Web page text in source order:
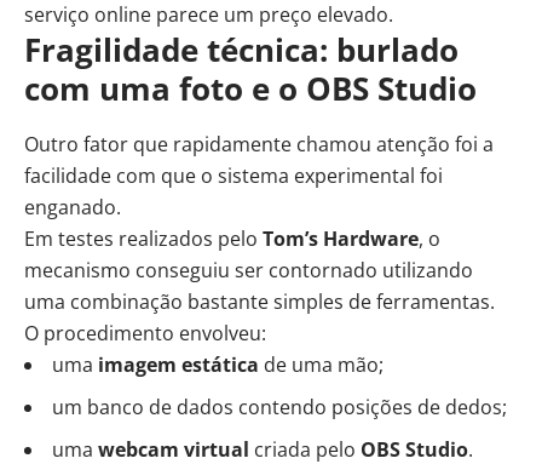
serviço online parece um preço elevado.
Fragilidade técnica: burlado
com uma foto e o OBS Studio
Outro fator que rapidamente chamou atenção foi a
facilidade com que o sistema experimental foi
enganado.
Em testes realizados pelo Tom’s Hardware, o
mecanismo conseguiu ser contornado utilizando
uma combinação bastante simples de ferramentas.
O procedimento envolveu:
uma imagem estática de uma mão;
um banco de dados contendo posições de dedos;
uma webcam virtual criada pelo OBS Studio.